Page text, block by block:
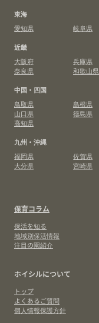
東海
愛知県
岐阜県
近畿
大阪府
兵庫県
奈良県
和歌山県
中国・四国
鳥取県
島根県
山口県
徳島県
高知県
九州・沖縄
福岡県
佐賀県
大分県
宮崎県
保育コラム
保活を知る
地域別保活情報
注目の園紹介
ホイシルについて
トップ
よくあるご質問
個人情報保護方針